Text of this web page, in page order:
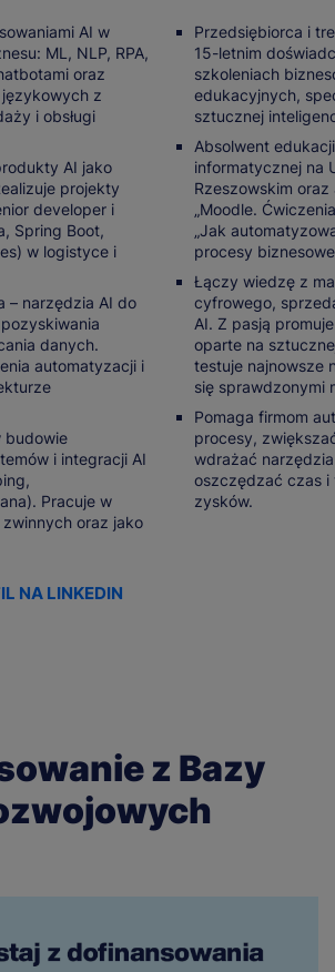
AI w
ML, NLP, RPA,
oraz
z
i obsługi
AI jako
projekty
developer i
Spring Boot,
w logistyce i
– narzędzia AI do
danych.
automatyzacji i
budowie
i integracji AI
Pracuje w
zwinnych oraz jako
NA LINKEDIN
Przedsiębiorca i
15-letnim
szkoleniach
edukacyjnych,
sztucznej
Absolwent
informatycznej na
Rzeszowskim
„Moodle.
„Jak
procesy
Łączy wiedzę z
cyfrowego,
AI. Z pasją
oparte na
testuje najnowsze
się sprawdzonymi
Pomaga firmom
procesy,
wdrażać
oszczędzać czas i
zysków.
z Bazy